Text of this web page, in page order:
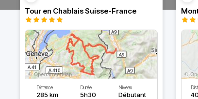
Tour en Chablais Suisse-France
Distance
285 km
Durée
5h30
Niveau
Débutant